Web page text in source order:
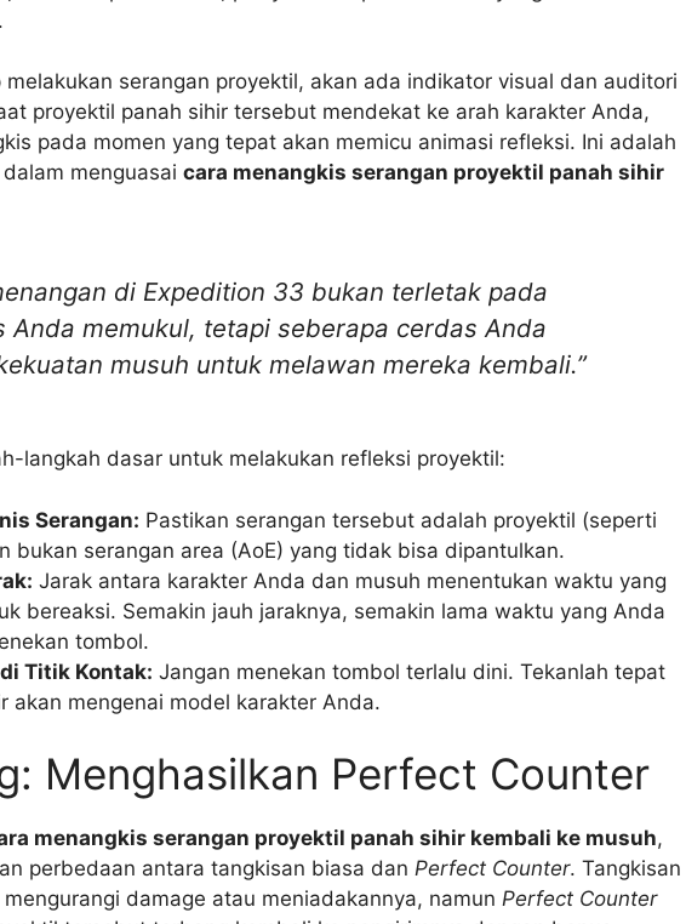
melakukan serangan proyektil, akan ada indikator visual dan auditori
proyektil panah sihir tersebut mendekat ke arah karakter Anda,
pada momen yang tepat akan memicu animasi refleksi. Ini adalah
menguasai cara menangkis serangan proyektil panah sihir
di Expedition 33 bukan terletak pada
Anda memukul, tetapi seberapa cerdas Anda
musuh untuk melawan mereka kembali.”
langkah dasar untuk melakukan refleksi proyektil:
Serangan: Pastikan serangan tersebut adalah proyektil (seperti
bukan serangan area (AoE) yang tidak bisa dipantulkan.
Jarak antara karakter Anda dan musuh menentukan waktu yang
bereaksi. Semakin jauh jaraknya, semakin lama waktu yang Anda
tombol.
Titik Kontak: Jangan menekan tombol terlalu dini. Tekanlah tepat
akan mengenai model karakter Anda.
Menghasilkan Perfect Counter
menangkis serangan proyektil panah sihir kembali ke musuh,
perbedaan antara tangkisan biasa dan Perfect Counter. Tangkisan
damage atau meniadakannya, namun Perfect Counter